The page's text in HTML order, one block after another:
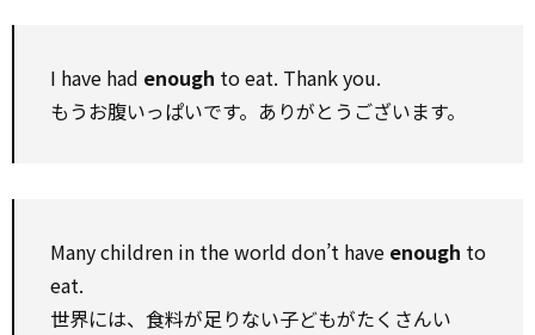
I have had enough to eat. Thank you.
もうお腹いっぱいです。ありがとうございます。
Many children in the world don’t have enough to
eat.
世界には、食料が足りない子どもがたくさんい